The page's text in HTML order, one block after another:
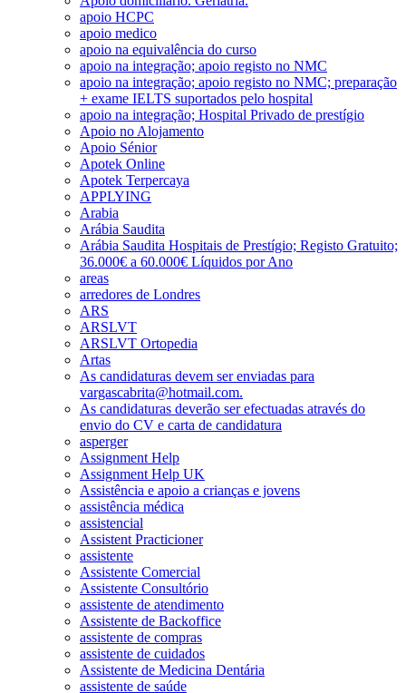
apoio HCPC
apoio medico
apoio na equivalência do curso
apoio na integração; apoio registo no NMC
apoio na integração; apoio registo no NMC; preparação
+ exame IELTS suportados pelo hospital
apoio na integração; Hospital Privado de prestígio
Apoio no Alojamento
Apoio Sénior
Apotek Online
Apotek Terpercaya
APPLYING
Arabia
Arábia Saudita
Arábia Saudita Hospitais de Prestígio; Registo Gratuito;
36.000€ a 60.000€ Líquidos por Ano
areas
arredores de Londres
ARS
ARSLVT
ARSLVT Ortopedia
Artas
As candidaturas devem ser enviadas para
vargascabrita@hotmail.com.
As candidaturas deverão ser efectuadas através do
envio do CV e carta de candidatura
asperger
Assignment Help
Assignment Help UK
Assistência e apoio a crianças e jovens
assistência médica
assistencial
Assistent Practicioner
assistente
Assistente Comercial
Assistente Consultório
assistente de atendimento
Assistente de Backoffice
assistente de compras
assistente de cuidados
Assistente de Medicina Dentária
assistente de saúde